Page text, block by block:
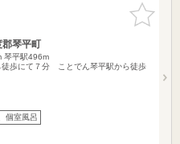
お気に入
りに追加
郡琴平町
琴平駅496m
歩にて７分 ことでん琴平駅から徒歩
個室風呂